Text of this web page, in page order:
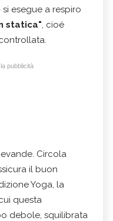
si esegue a respiro
statica", cioé
pubblicità
Circola
il buon
Yoga, la
questa
debole, squilibrata